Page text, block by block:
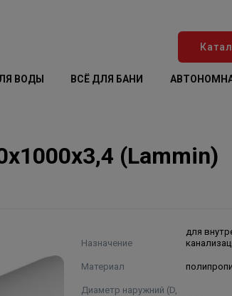
ВОДЫ ВСЁ ДЛЯ БАНИ
(Lammin)
Назначение
для
Материал
Диаметр наружний (D,